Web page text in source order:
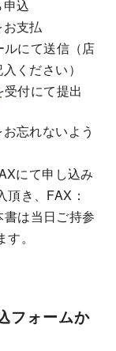
込
支払
ルにて送信（店
ください）
受付にて提出
忘れないよう
にて申し込み
き、FAX：
は当日ご持参
。
フォームか